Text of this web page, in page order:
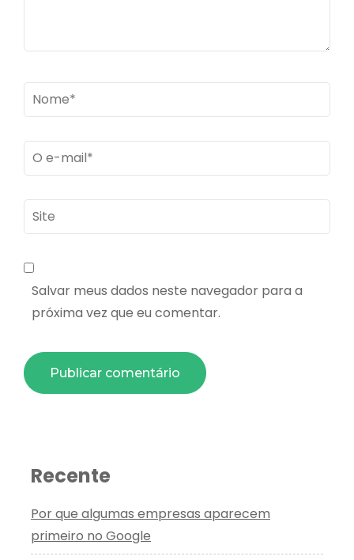
Name*
Email *
Site
Salvar meus dados neste navegador para a
próxima vez que eu comentar.
Recente
Por que algumas empresas aparecem
primeiro no Google